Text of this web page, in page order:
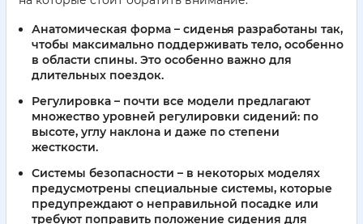
Анатомическая форма – сиденья разработаны так,
чтобы максимально поддерживать тело, особенно
в области спины. Это особенно важно для
длительных поездок.
Регулировка – почти все модели предлагают
множество уровней регулировки сидений: по
высоте, углу наклона и даже по степени
жесткости.
Системы безопасности – в некоторых моделях
предусмотрены специальные системы, которые
предупреждают о неправильной посадке или
требуют поправить положение сидения для